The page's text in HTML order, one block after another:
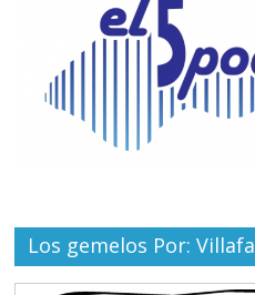
Los gemelos Por: